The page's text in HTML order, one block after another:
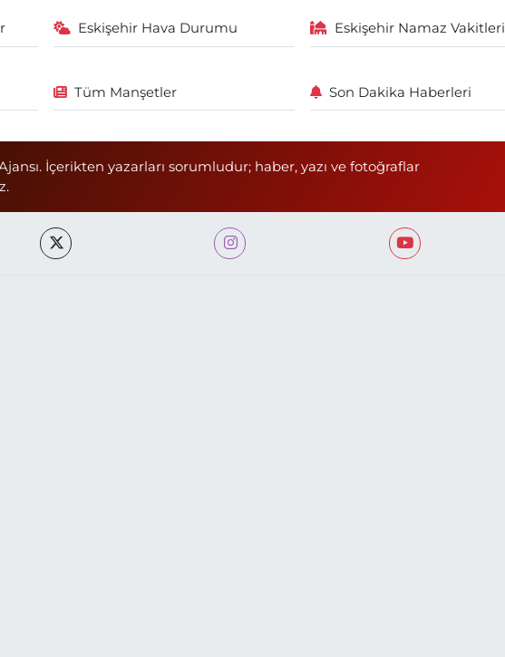
Eskişehir Hava Durumu Eskişehir Namaz Vakitleri
Tüm Manşetler Son Dakika Haberleri
İçerikten yazarları sorumludur; haber, yazı ve fotoğraflar